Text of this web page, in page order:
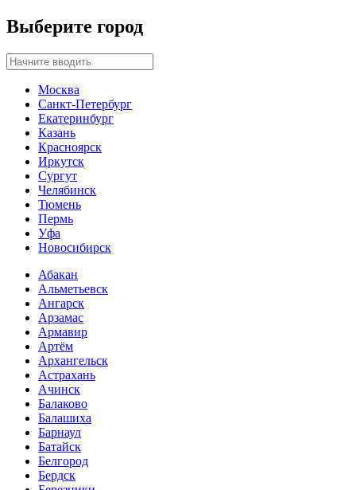
Выберите город
Москва
Санкт-Петербург
Екатеринбург
Казань
Красноярск
Иркутск
Сургут
Челябинск
Тюмень
Пермь
Уфа
Новосибирск
Абакан
Альметьевск
Ангарск
Арзамас
Армавир
Артём
Архангельск
Астрахань
Ачинск
Балаково
Балашиха
Барнаул
Батайск
Белгород
Бердск